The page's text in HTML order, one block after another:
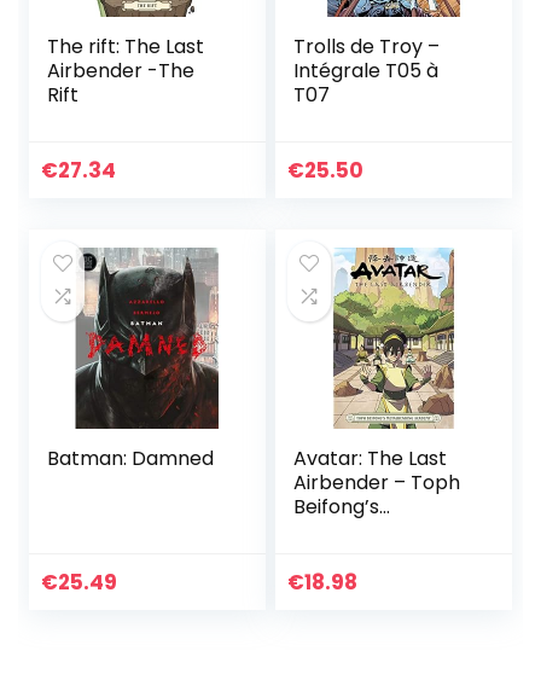
The rift: The Last
Airbender -The
Rift
€27.34
Trolls de Troy –
Intégrale T05 à
T07
€25.50
Batman: Damned
€25.49
Avatar: The Last
Airbender – Toph
Beifong’s
€18.98